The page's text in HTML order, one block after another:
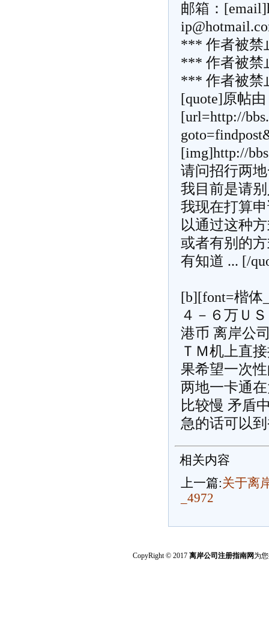
邮箱：[email]
*** 作者被禁
*** 作者被禁
*** 作者被禁
[quote]原帖
[url=http://
[img]http://
请问招行两
我目前是请
我现在打算
以通过这种
或者有别的
有知道 ... [/
[b][font=楷
４－６万Ｕ
港币 离岸公
ＴＭ机上直
果希望一次
两地一卡通
比较慢 矛盾
急的话可以
相关内容
上一篇:关于离
_4972
CopyRight © 2017 离岸公司注册指南网 为